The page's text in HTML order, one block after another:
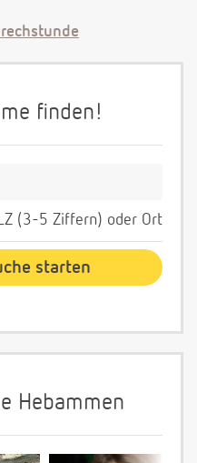
finden!
(3-5 Ziffern) oder Ort
Hebammen